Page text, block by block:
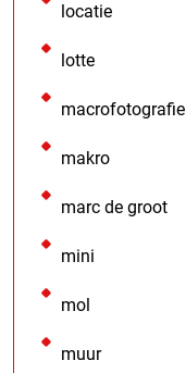
locatie
lotte
macrofotografie
makro
marc de groot
mini
mol
muur